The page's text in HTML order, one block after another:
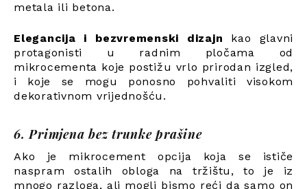
metala ili betona.
Elegancija i bezvremenski dizajn kao glavni
protagonisti u radnim pločama od
mikrocementa koje postižu vrlo prirodan izgled,
i koje se mogu ponosno pohvaliti visokom
dekorativnom vrijednošću.
6. Primjena bez trunke prašine
Ako je mikrocement opcija koja se ističe
naspram ostalih obloga na tržištu, to je iz
mnogo razloga, ali mogli bismo reći da samo on